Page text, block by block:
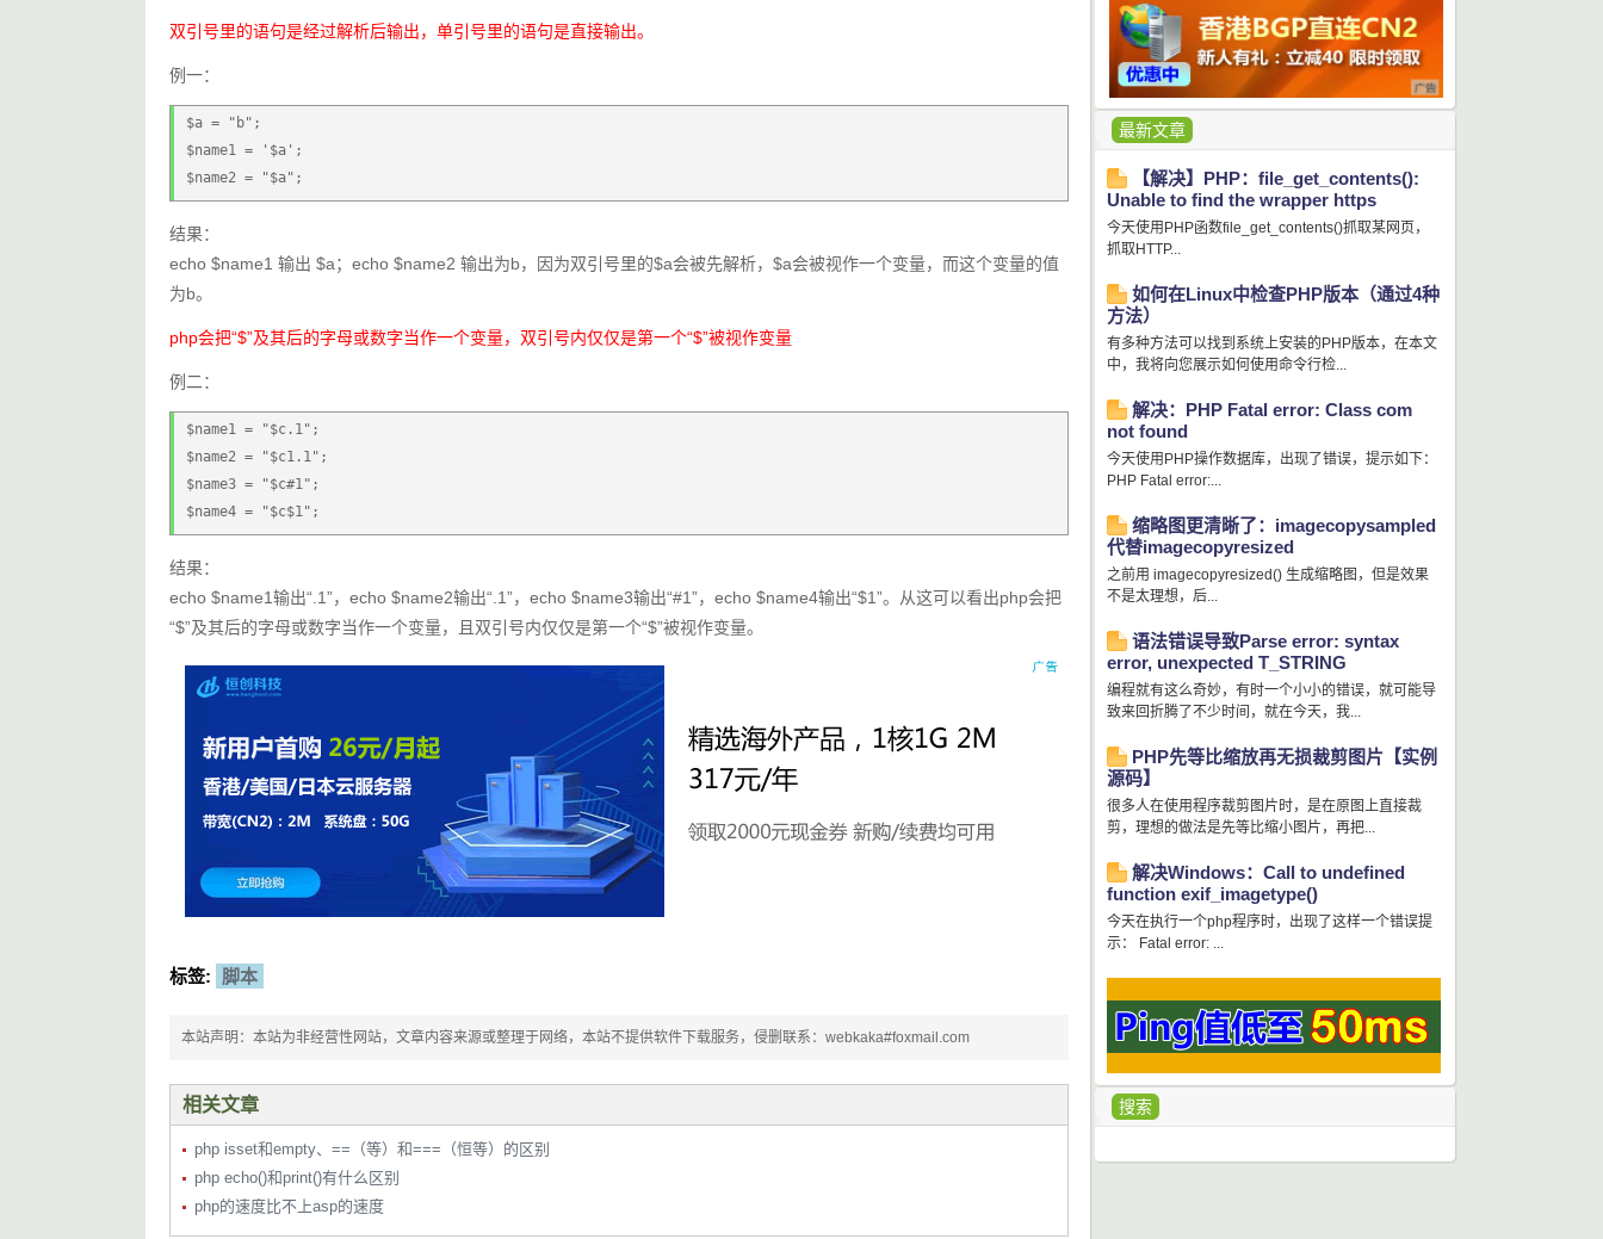
最新文章
【解决】PHP：file_get_contents():
Unable to find the wrapper https
今天使用PHP函数file_get_contents()抓取某网页，
抓取HTTP...
如何在Linux中检查PHP版本（通过4种
方法）
有多种方法可以找到系统上安装的PHP版本，在本文
中，我将向您展示如何使用命令行检...
解决：PHP Fatal error: Class com
not found
今天使用PHP操作数据库，出现了错误，提示如下：
PHP Fatal error:...
缩略图更清晰了：imagecopysampled
代替imagecopyresized
之前用 imagecopyresized() 生成缩略图，但是效果
不是太理想，后...
语法错误导致Parse error: syntax
error, unexpected T_STRING
编程就有这么奇妙，有时一个小小的错误，就可能导
致来回折腾了不少时间，就在今天，我...
PHP先等比缩放再无损裁剪图片【实例
源码】
很多人在使用程序裁剪图片时，是在原图上直接裁
剪，理想的做法是先等比缩小图片，再把...
解决Windows：Call to undefined
function exif_imagetype()
今天在执行一个php程序时，出现了这样一个错误提
示： Fatal error: ...
搜索
双引号里的语句是经过解析后输出，单引号里的语句是直接输出。
例一：
$a = "b";
$name1 = '$a';
$name2 = "$a";
结果：
echo $name1 输出 $a；echo $name2 输出为b，因为双引号里的$a会被先解析，$a会被视作一个变量，而这个变量的值
为b。
php会把“$”及其后的字母或数字当作一个变量，双引号内仅仅是第一个“$”被视作变量
例二：
$name1 = "$c.1";
$name2 = "$c1.1";
$name3 = "$c#1";
$name4 = "$c$1";
结果：
echo $name1输出“.1”，echo $name2输出“.1”，echo $name3输出“#1”，echo $name4输出“$1”。从这可以看出php会把
“$”及其后的字母或数字当作一个变量，且双引号内仅仅是第一个“$”被视作变量。
标签: 脚本
本站声明：本站为非经营性网站，文章内容来源或整理于网络，本站不提供软件下载服务，侵删联系：webkaka#foxmail.com
相关文章
php isset和empty、==（等）和===（恒等）的区别
php echo()和print()有什么区别
php的速度比不上asp的速度